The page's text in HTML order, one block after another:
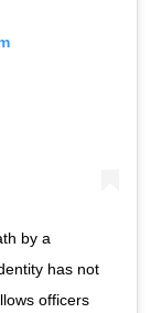
by a
has not
officers